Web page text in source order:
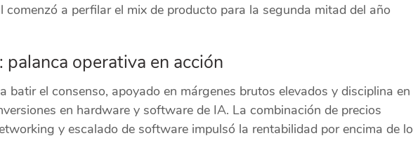
a perfilar el mix de producto para la segunda mitad del año
palanca operativa en acción
batir el consenso, apoyado en márgenes brutos elevados y disciplina en
en hardware y software de IA. La combinación de precios
y escalado de software impulsó la rentabilidad por encima de lo